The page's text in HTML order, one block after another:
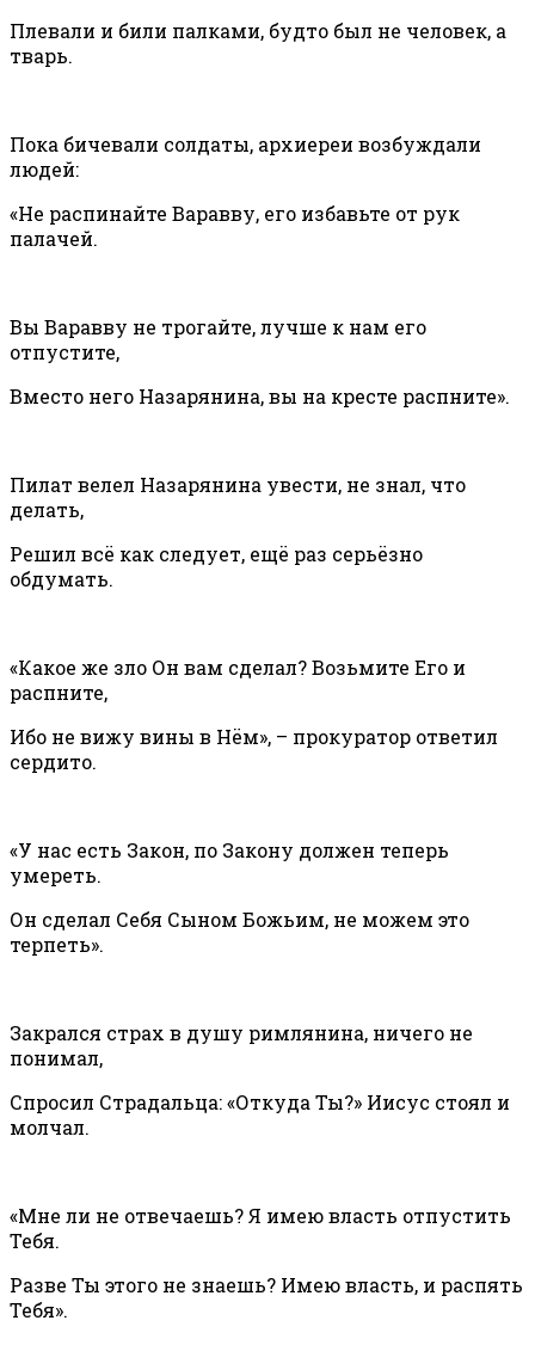
Плевали и били палками, будто был не человек, а
тварь.
Пока бичевали солдаты, архиереи возбуждали
людей:
«Не распинайте Варавву, его избавьте от рук
палачей.
Вы Варавву не трогайте, лучше к нам его
отпустите,
Вместо него Назарянина, вы на кресте распните».
Пилат велел Назарянина увести, не знал, что
делать,
Решил всё как следует, ещё раз серьёзно
обдумать.
«Какое же зло Он вам сделал? Возьмите Его и
распните,
Ибо не вижу вины в Нём», – прокуратор ответил
сердито.
«У нас есть Закон, по Закону должен теперь
умереть.
Он сделал Себя Сыном Божьим, не можем это
терпеть».
Закрался страх в душу римлянина, ничего не
понимал,
Спросил Страдальца: «Откуда Ты?» Иисус стоял и
молчал.
«Мне ли не отвечаешь? Я имею власть отпустить
Тебя.
Разве Ты этого не знаешь? Имею власть, и распять
Тебя».